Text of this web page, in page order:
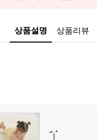
상품설명 상품리뷰